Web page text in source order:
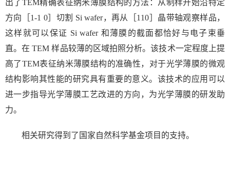
出了TEM精确表征纳米薄膜结构的方法：从制样开始沿特定
方向［ 1-1 0］切割 Si wafer，再从［ 110 ］晶带轴观察样品，
这样就可以保证 Si wafer 和薄膜的截面都恰好与电子束垂
直。在TEM样品较薄的区域拍照分析。该技术一定程度上提
高了TEM表征纳米薄膜结构的准确性，对于光学薄膜的微观
结构影响其性能的研究具有重要的意义。该技术的应用可以
进一步指导光学薄膜工艺改进的方向，为光学薄膜的研发助
力。
相关研究得到了国家自然科学基金项目的支持。